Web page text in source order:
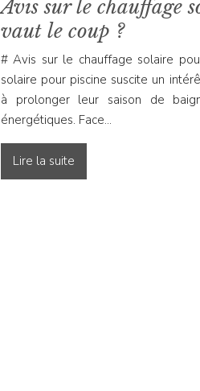
Avis sur le chauffage
vaut le coup ?
# Avis sur le chauffage solaire
solaire pour piscine suscite un
à prolonger leur saison de
énergétiques. Face…
Lire la suite